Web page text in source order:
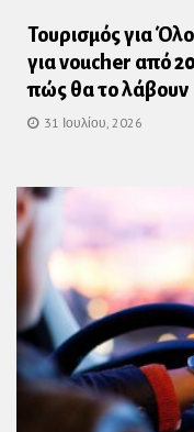
Τουρισμός για
για voucher από
πώς θα το λάβουν
31 Ιουλίου, 2026